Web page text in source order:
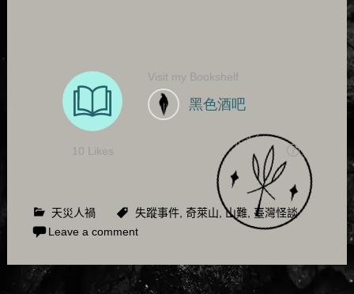
天災人禍 失蹤事件, 奇萊山,山難, 臺灣怪談
Leave a comment